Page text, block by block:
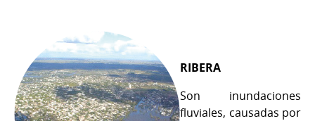
RIBERA
Son inundaciones
fluviales, causadas por